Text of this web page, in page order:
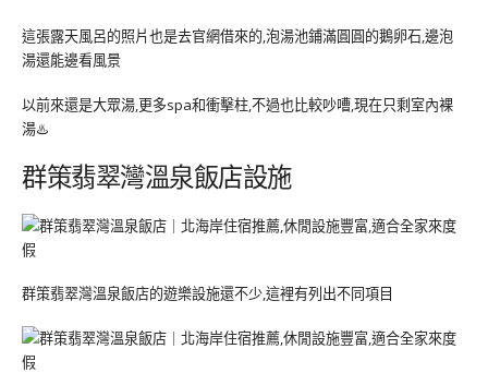
這張露天風呂的照片也是去官網借來的,泡湯池鋪滿圓圓的鵝卵石,邊泡
湯還能邊看風景
以前來還是大眾湯,更多spa和衝擊柱,不過也比較吵嘈,現在只剩室內裸
湯♨️
群策翡翠灣溫泉飯店設施
群策翡翠灣溫泉飯店的遊樂設施還不少,這裡有列出不同項目